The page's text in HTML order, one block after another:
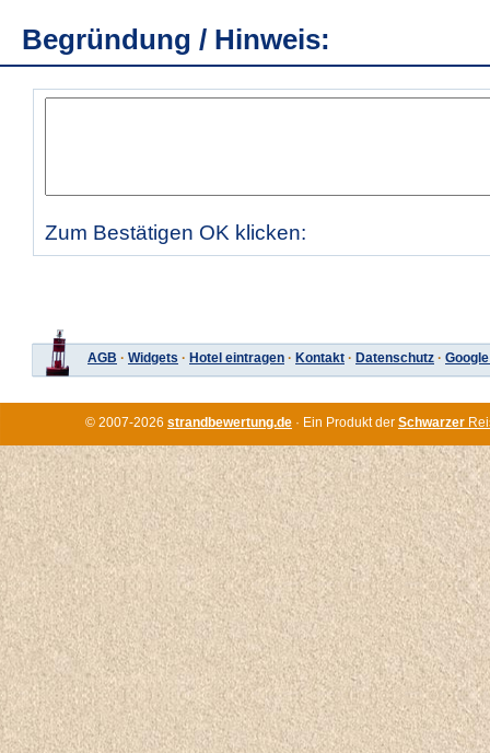
Begründung / Hinweis:
Zum Bestätigen OK klicken:
AGB · Widgets · Hotel eintragen · Kontakt · Datenschutz ·
© 2007-2026 strandbewertung.de · Ein Produkt der Schwarzer